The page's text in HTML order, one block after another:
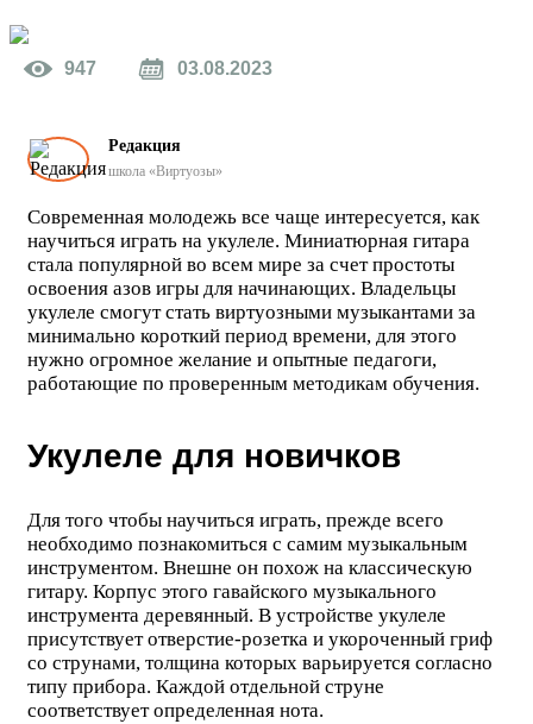
947 03.08.2023
Современная молодежь все чаще интересуется, как
научиться играть на укулеле. Миниатюрная гитара
стала популярной во всем мире за счет простоты
освоения азов игры для начинающих. Владельцы
укулеле смогут стать виртуозными музыкантами за
минимально короткий период времени, для этого
нужно огромное желание и опытные педагоги,
работающие по проверенным методикам обучения.
Укулеле для новичков
Для того чтобы научиться играть, прежде всего
необходимо познакомиться с самим музыкальным
инструментом. Внешне он похож на классическую
гитару. Корпус этого гавайского музыкального
инструмента деревянный. В устройстве укулеле
присутствует отверстие-розетка и укороченный гриф
со струнами, толщина которых варьируется согласно
типу прибора. Каждой отдельной струне
соответствует определенная нота.
Редакция
школа «Виртуозы»